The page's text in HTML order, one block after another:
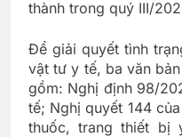
thành trong quý III/
Để giải quyết tình
vật tư y tế, ba văn
gồm: Nghị định 98/
tế; Nghị quyết 144
thuốc, trang thiết bị